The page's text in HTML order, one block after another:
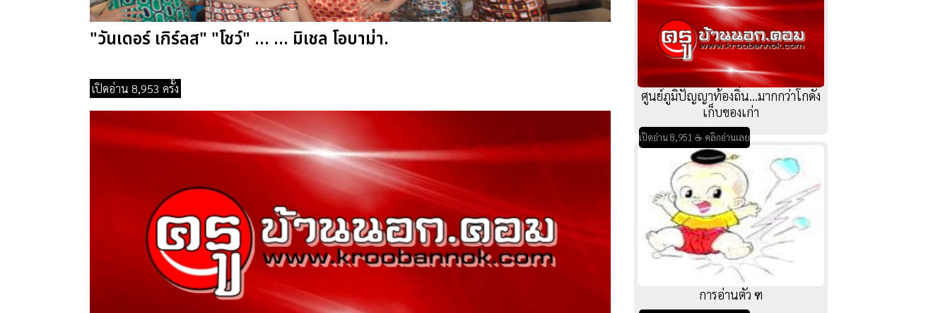
"วันเดอร์ เกิร์ลส" "โชว์" ... ... มิเชล โอบาม่า.
เปิดอ่าน 8,953 ครั้ง
ศูนย์ภูมิปัญญาท้องถิ่น...มากกว่าโกดัง
เก็บของเก่า
เปิดอ่าน 8,951 ☕ คลิกอ่านเลย
การอ่านตัว ฑ